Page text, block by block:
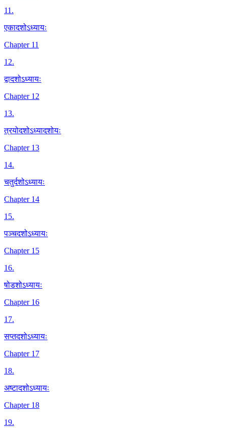
11.
एकादशोऽध्यायः
Chapter 11
12.
द्वादशोऽध्यायः
Chapter 12
13.
त्रयोदशोऽध्यादशोयः
Chapter 13
14.
चतुर्दशोऽध्यायः
Chapter 14
15.
पञ्चदशोऽध्यायः
Chapter 15
16.
षोडशोऽध्यायः
Chapter 16
17.
सप्तदशोऽध्यायः
Chapter 17
18.
अष्टादशोऽध्यायः
Chapter 18
19.